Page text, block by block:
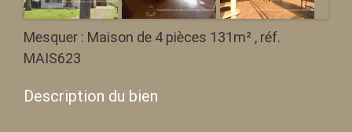
Mesquer : Maison de 4 pièces 131m² , réf.
MAIS623
Description du bien